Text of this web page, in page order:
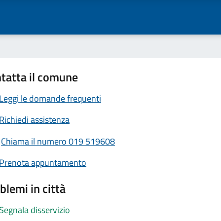
il comune
le domande frequenti
assistenza
Chiama il numero 019 519608
appuntamento
in città
disservizio